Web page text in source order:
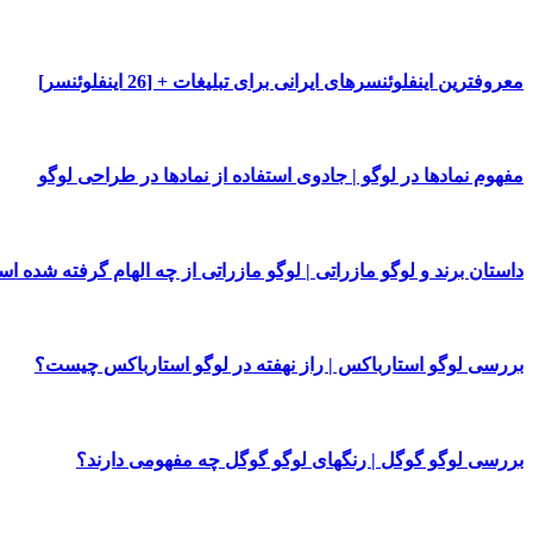
معروفترین اینفلوئنسرهای ایرانی برای تبلیغات + [26 اینفلوئنسر]
مفهوم نمادها در لوگو | جادوی استفاده از نمادها در طراحی لوگو
داستان برند و لوگو مازراتی | لوگو مازراتی از چه الهام گرفته شده
بررسی لوگو استارباکس | راز نهفته در لوگو استارباکس چیست؟
بررسی لوگو گوگل | رنگهای لوگو گوگل چه مفهومی دارند؟